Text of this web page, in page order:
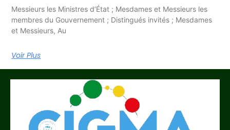
Messieurs les Ministres d’État ; Mesdames et Messieurs les
membres du Gouvernement ; Distingués invités ; Mesdames
et Messieurs, Au
Voir Plus